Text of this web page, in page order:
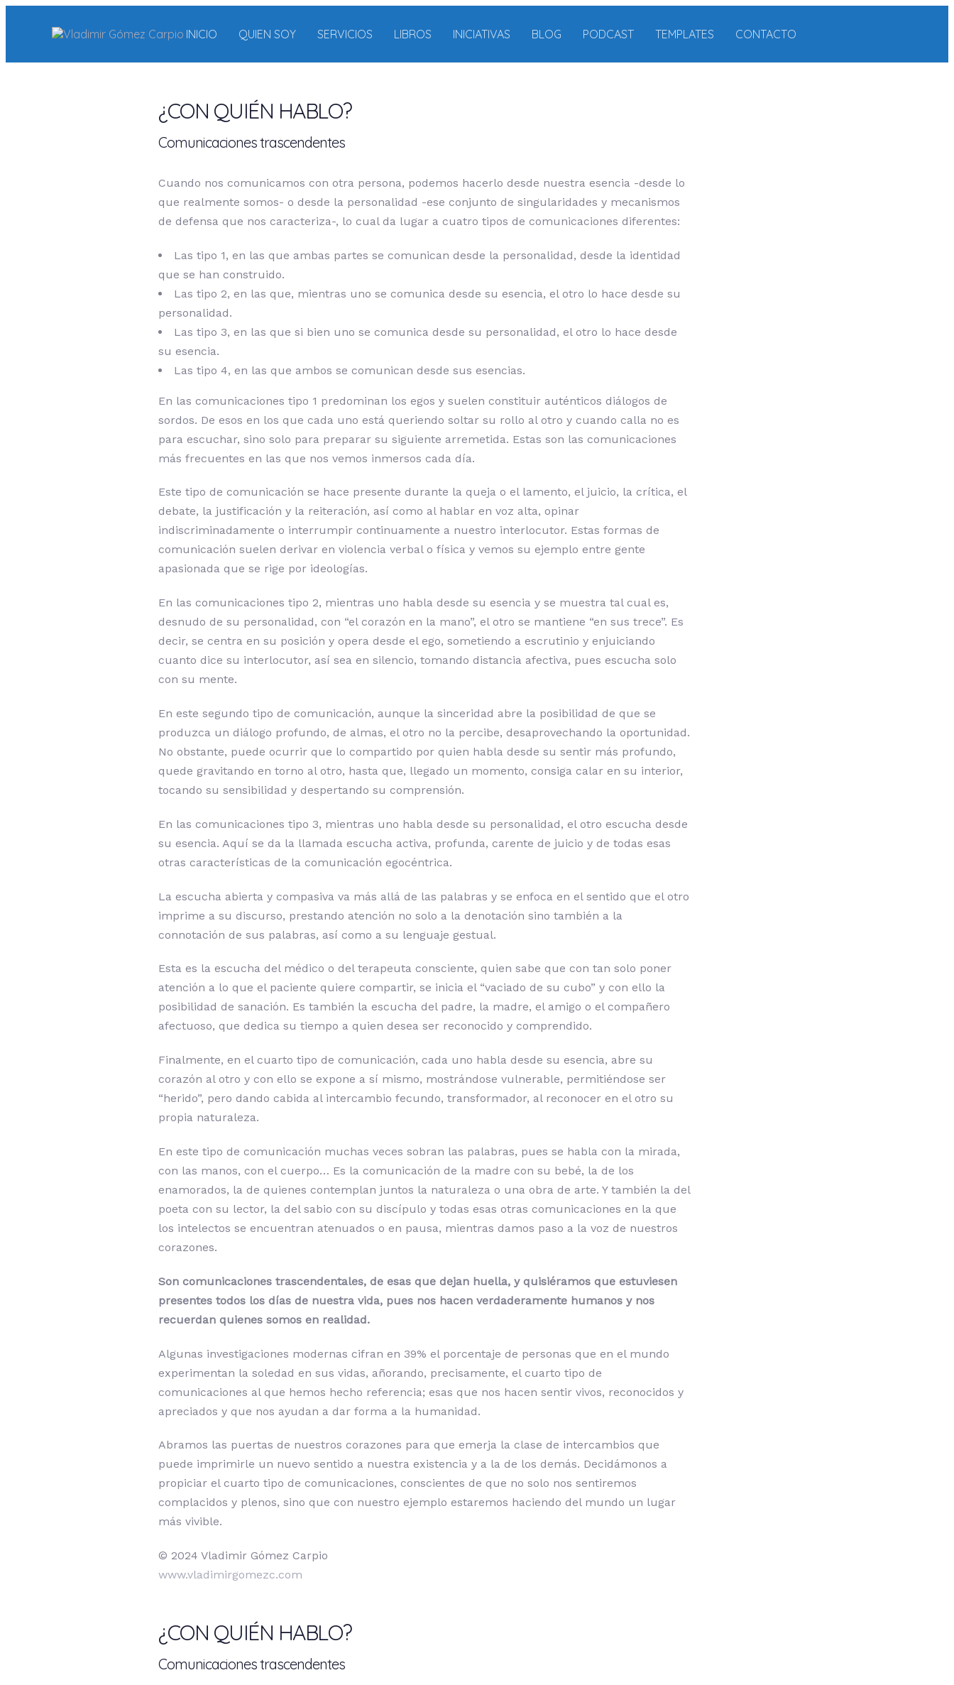
Skip
Skip
INICIO QUIEN SOY SERVICIOS LIBROS INICIATIVAS BLOG PODCAST TEMPLATES CONTACTO
¿CON QUIÉN HABLO?
Comunicaciones trascendentes
Cuando nos comunicamos con otra persona, podemos hacerlo desde nuestra esencia -desde lo
que realmente somos- o desde la personalidad -ese conjunto de singularidades y mecanismos
de defensa que nos caracteriza-, lo cual da lugar a cuatro tipos de comunicaciones diferentes:
Las tipo 1, en las que ambas partes se comunican desde la personalidad, desde la identidad
que se han construido.
Las tipo 2, en las que, mientras uno se comunica desde su esencia, el otro lo hace desde su
personalidad.
Las tipo 3, en las que si bien uno se comunica desde su personalidad, el otro lo hace desde
su esencia.
Las tipo 4, en las que ambos se comunican desde sus esencias.
En las comunicaciones tipo 1 predominan los egos y suelen constituir auténticos diálogos de
sordos. De esos en los que cada uno está queriendo soltar su rollo al otro y cuando calla no es
para escuchar, sino solo para preparar su siguiente arremetida. Estas son las comunicaciones
más frecuentes en las que nos vemos inmersos cada día.
Este tipo de comunicación se hace presente durante la queja o el lamento, el juicio, la crítica, el
debate, la justificación y la reiteración, así como al hablar en voz alta, opinar
indiscriminadamente o interrumpir continuamente a nuestro interlocutor. Estas formas de
comunicación suelen derivar en violencia verbal o física y vemos su ejemplo entre gente
apasionada que se rige por ideologías.
En las comunicaciones tipo 2, mientras uno habla desde su esencia y se muestra tal cual es,
desnudo de su personalidad, con “el corazón en la mano”, el otro se mantiene “en sus trece”. Es
decir, se centra en su posición y opera desde el ego, sometiendo a escrutinio y enjuiciando
cuanto dice su interlocutor, así sea en silencio, tomando distancia afectiva, pues escucha solo
con su mente.
En este segundo tipo de comunicación, aunque la sinceridad abre la posibilidad de que se
produzca un diálogo profundo, de almas, el otro no la percibe, desaprovechando la oportunidad.
No obstante, puede ocurrir que lo compartido por quien habla desde su sentir más profundo,
quede gravitando en torno al otro, hasta que, llegado un momento, consiga calar en su interior,
tocando su sensibilidad y despertando su comprensión.
En las comunicaciones tipo 3, mientras uno habla desde su personalidad, el otro escucha desde
su esencia. Aquí se da la llamada escucha activa, profunda, carente de juicio y de todas esas
otras características de la comunicación egocéntrica.
La escucha abierta y compasiva va más allá de las palabras y se enfoca en el sentido que el otro
imprime a su discurso, prestando atención no solo a la denotación sino también a la
connotación de sus palabras, así como a su lenguaje gestual.
Esta es la escucha del médico o del terapeuta consciente, quien sabe que con tan solo poner
atención a lo que el paciente quiere compartir, se inicia el “vaciado de su cubo” y con ello la
posibilidad de sanación. Es también la escucha del padre, la madre, el amigo o el compañero
afectuoso, que dedica su tiempo a quien desea ser reconocido y comprendido.
Finalmente, en el cuarto tipo de comunicación, cada uno habla desde su esencia, abre su
corazón al otro y con ello se expone a sí mismo, mostrándose vulnerable, permitiéndose ser
“herido”, pero dando cabida al intercambio fecundo, transformador, al reconocer en el otro su
propia naturaleza.
En este tipo de comunicación muchas veces sobran las palabras, pues se habla con la mirada,
con las manos, con el cuerpo… Es la comunicación de la madre con su bebé, la de los
enamorados, la de quienes contemplan juntos la naturaleza o una obra de arte. Y también la del
poeta con su lector, la del sabio con su discípulo y todas esas otras comunicaciones en la que
los intelectos se encuentran atenuados o en pausa, mientras damos paso a la voz de nuestros
corazones.
Son comunicaciones trascendentales, de esas que dejan huella, y quisiéramos que estuviesen
presentes todos los días de nuestra vida, pues nos hacen verdaderamente humanos y nos
recuerdan quienes somos en realidad.
Algunas investigaciones modernas cifran en 39% el porcentaje de personas que en el mundo
experimentan la soledad en sus vidas, añorando, precisamente, el cuarto tipo de
comunicaciones al que hemos hecho referencia; esas que nos hacen sentir vivos, reconocidos y
apreciados y que nos ayudan a dar forma a la humanidad.
Abramos las puertas de nuestros corazones para que emerja la clase de intercambios que
puede imprimirle un nuevo sentido a nuestra existencia y a la de los demás. Decidámonos a
propiciar el cuarto tipo de comunicaciones, conscientes de que no solo nos sentiremos
complacidos y plenos, sino que con nuestro ejemplo estaremos haciendo del mundo un lugar
más vivible.
© 2024 Vladimir Gómez Carpio
www.vladimirgomezc.com
¿CON QUIÉN HABLO?
Comunicaciones trascendentes